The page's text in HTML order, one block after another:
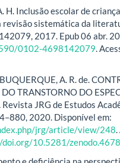
H. Inclusão escolar de
sistemática da
2017. Epub 06 abr.
0102-4698142079 .
A. R. de.
TRANSTORNO DO
JRG de Estudos
2020. Disponível em:
jrg/article/view/248.
10.5281/